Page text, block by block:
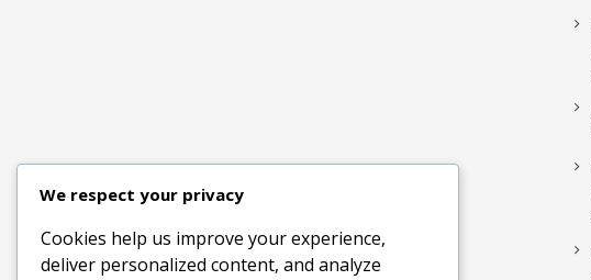
We respect your privacy
Cookies help us improve your experience,
deliver personalized content, and analyze